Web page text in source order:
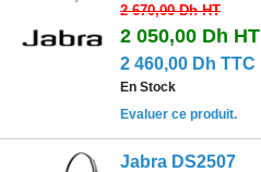
2 670,00 DhHT
2 050,00 Dh HT
2 460,00 Dh TTC
En Stock
Evaluer ce produit.
Jabra DS2507